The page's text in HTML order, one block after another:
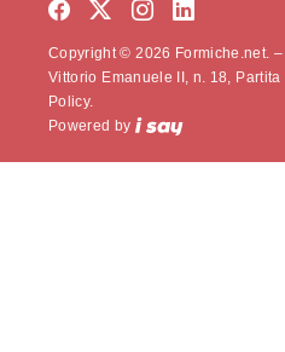
Copyright © 2026 Formiche.net.
Vittorio Emanuele II, n. 18, Partita
Policy.
Powered by